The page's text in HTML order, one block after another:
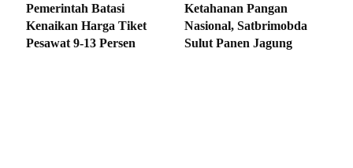
Pemerintah Batasi
Kenaikan Harga Tiket
Pesawat 9-13 Persen
Ketahanan Pangan
Nasional, Satbrimobda
Sulut Panen Jagung